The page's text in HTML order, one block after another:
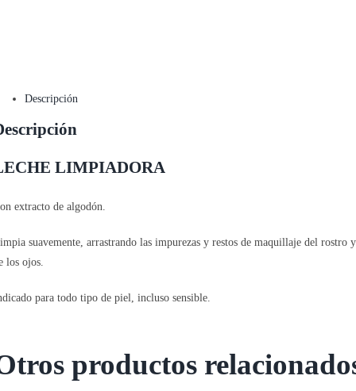
Descripción
LIMPIADORA
extracto de algodón.
suavemente, arrastrando las impurezas y restos de maquillaje del rostro y
los ojos.
para todo tipo de piel, incluso sensible.
productos